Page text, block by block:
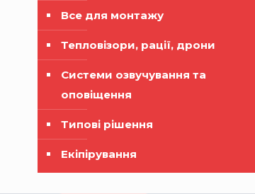
Все для монтажу
Тепловізори, рації, дрони
Системи озвучування та
оповіщення
Типові рішення
Екіпірування